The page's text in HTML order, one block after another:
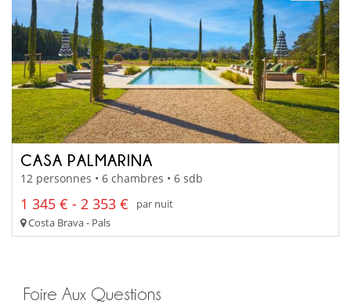
CASA PALMARINA
12 personnes • 6 chambres • 6 sdb
1 345 € - 2 353 €
par nuit
Costa Brava - Pals
Foire Aux Questions